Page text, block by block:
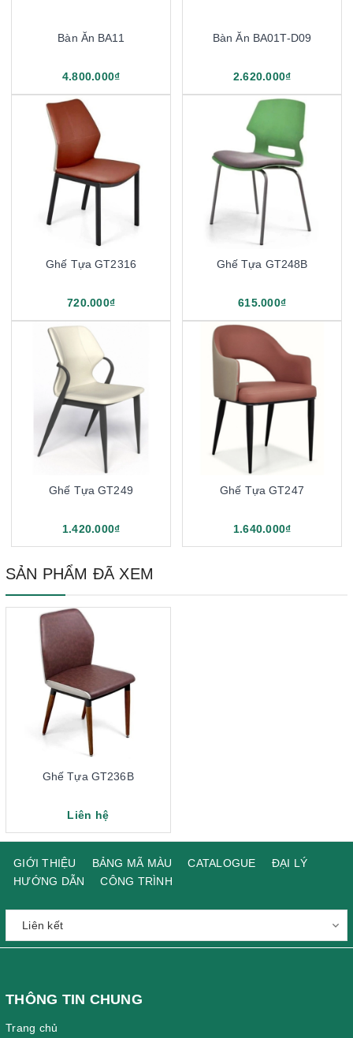
Bàn Ăn BA11
4.800.000₫
Bàn Ăn BA01T-D09
2.620.000₫
Ghế Tựa GT2316
720.000₫
Ghế Tựa GT248B
615.000₫
Ghế Tựa GT249
1.420.000₫
Ghế Tựa GT247
1.640.000₫
SẢN PHẨM ĐÃ XEM
Ghế Tựa GT236B
Liên hệ
GIỚI THIỆU BẢNG MÃ MÀU CATALOGUE
ĐẠI LÝ
HƯỚNG DẪN
CÔNG TRÌNH
THÔNG TIN CHUNG
Trang chủ